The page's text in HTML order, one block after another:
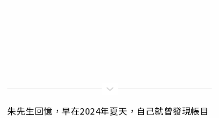
朱先生回憶，早在2024年夏天，自己就曾發現帳目